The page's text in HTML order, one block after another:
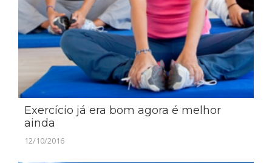
Exercício já era bom agora é melhor
ainda
12/10/2016